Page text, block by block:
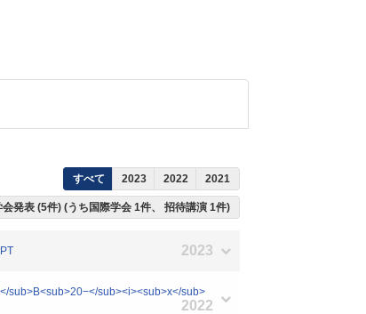
すべて 2023 2022 2021
会発表 (5件) (うち国際学会 1件、 招待講演 1件)
2023
sub>B<sub>20−</sub><i><sub>x</sub>
2022